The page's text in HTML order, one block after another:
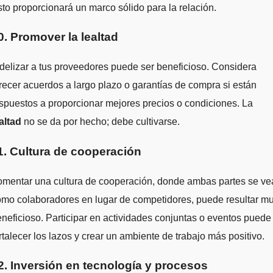
proporcionará un marco sólido para la relación.
Promover la lealtad
a tus proveedores puede ser beneficioso. Considera
acuerdos a largo plazo o garantías de compra si están
a proporcionar mejores precios o condiciones. La
no se da por hecho; debe cultivarse.
Cultura de cooperación
una cultura de cooperación, donde ambas partes se
colaboradores en lugar de competidores, puede resultar
Participar en actividades conjuntas o eventos puede
los lazos y crear un ambiente de trabajo más positivo.
Inversión en tecnología y procesos